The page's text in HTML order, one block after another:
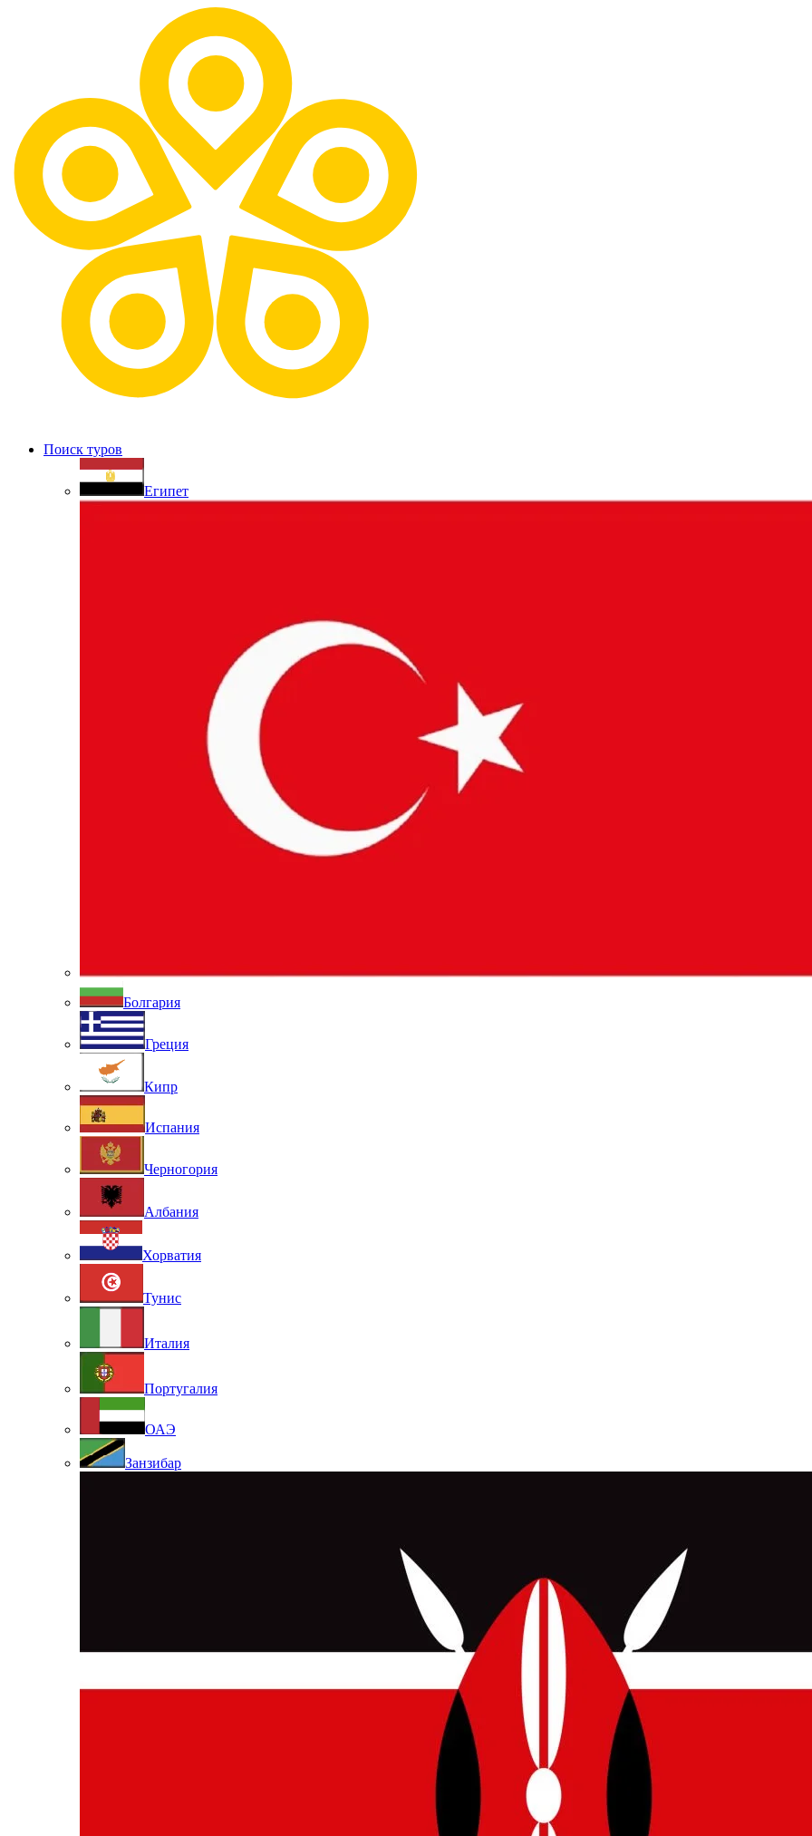
Поиск туров
Египет
Болгария
Греция
Кипр
Испания
Черногория
Албания
Хорватия
Тунис
Италия
Португалия
ОАЭ
Занзибар